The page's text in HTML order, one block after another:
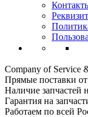
Company of Service
Прямые поставки
Наличие запчастей
Гарантия на
Работаем по всей